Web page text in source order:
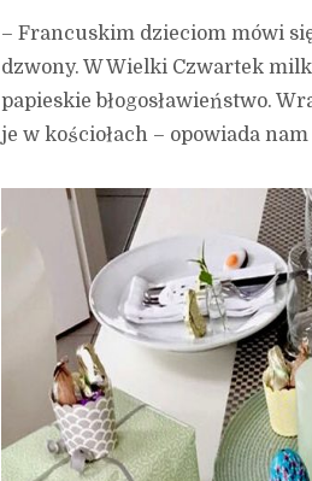
– Francuskim dzieciom mówi
dzwony. W Wielki Czwartek
papieskie błogosławieństwo.
je w kościołach – opowiada